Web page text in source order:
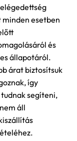
esetben
és
állapotáról.
árat biztosítsuk
így
segíteni,
áll